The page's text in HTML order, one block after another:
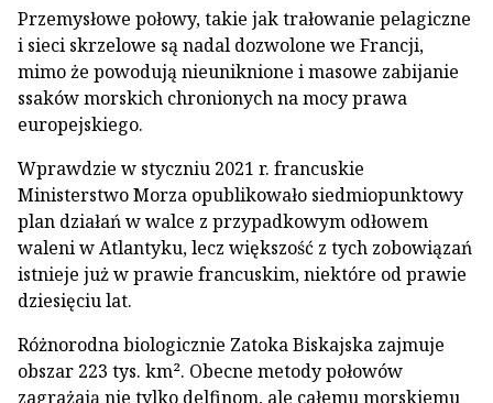
Przemysłowe połowy, takie jak trałowanie pelagiczne
i sieci skrzelowe są nadal dozwolone we Francji,
mimo że powodują nieuniknione i masowe zabijanie
ssaków morskich chronionych na mocy prawa
europejskiego.
Wprawdzie w styczniu 2021 r. francuskie
Ministerstwo Morza opublikowało siedmiopunktowy
plan działań w walce z przypadkowym odłowem
waleni w Atlantyku, lecz większość z tych zobowiązań
istnieje już w prawie francuskim, niektóre od prawie
dziesięciu lat.
Różnorodna biologicznie Zatoka Biskajska zajmuje
obszar 223 tys. km². Obecne metody połowów
zagrażają nie tylko delfinom, ale całemu morskiemu